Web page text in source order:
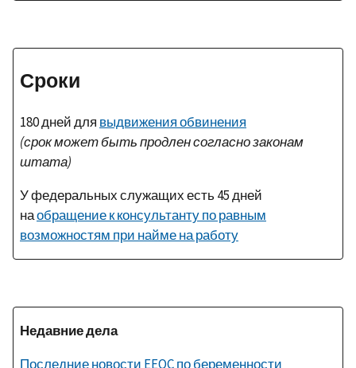
Сроки
180 дней для выдвижения обвинения
(срок может быть продлен согласно законам
штата)
У федеральных служащих есть 45 дней
наобращение к консультанту по равным
возможностям при найме на работу
Недавние дела
Последние новости EEOC по беременности